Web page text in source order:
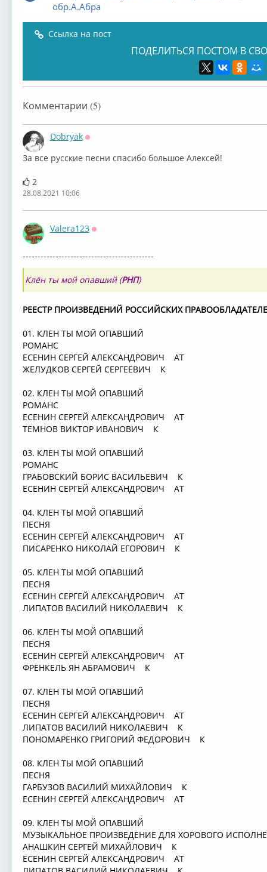
обр.А.Абра
Ссылка на пост
ПОДЕЛИТЬСЯ ПОСТОМ В
Комментарии (5)
Dobryak
За все русские песни спасибо большое Алексей!
2
28.08.2021 10:06
Valera123
--------------------------------------------
Клён ты мой опавший (РНП)
РЕЕСТР ПРОИЗВЕДЕНИЙ РОССИЙСКИХ
01. КЛЕН ТЫ МОЙ ОПАВШИЙ
РОМАНС
ЕСЕНИН СЕРГЕЙ АЛЕКСАНДРОВИЧ АТ
ЖЕЛУДКОВ СЕРГЕЙ СЕРГЕЕВИЧ К
02. КЛЕН ТЫ МОЙ ОПАВШИЙ
РОМАНС
ЕСЕНИН СЕРГЕЙ АЛЕКСАНДРОВИЧ АТ
ТЕМНОВ ВИКТОР ИВАНОВИЧ К
03. КЛЕН ТЫ МОЙ ОПАВШИЙ
РОМАНС
ГРАБОВСКИЙ БОРИС ВАСИЛЬЕВИЧ К
ЕСЕНИН СЕРГЕЙ АЛЕКСАНДРОВИЧ АТ
04. КЛЕН ТЫ МОЙ ОПАВШИЙ
ПЕСНЯ
ЕСЕНИН СЕРГЕЙ АЛЕКСАНДРОВИЧ АТ
ПИСАРЕНКО НИКОЛАЙ ЕГОРОВИЧ К
05. КЛЕН ТЫ МОЙ ОПАВШИЙ
ПЕСНЯ
ЕСЕНИН СЕРГЕЙ АЛЕКСАНДРОВИЧ АТ
ЛИПАТОВ ВАСИЛИЙ НИКОЛАЕВИЧ К
06. КЛЕН ТЫ МОЙ ОПАВШИЙ
ПЕСНЯ
ЕСЕНИН СЕРГЕЙ АЛЕКСАНДРОВИЧ АТ
ФРЕНКЕЛЬ ЯН АБРАМОВИЧ К
07. КЛЕН ТЫ МОЙ ОПАВШИЙ
ПЕСНЯ
ЕСЕНИН СЕРГЕЙ АЛЕКСАНДРОВИЧ АТ
ЛИПАТОВ ВАСИЛИЙ НИКОЛАЕВИЧ К
ПОНОМАРЕНКО ГРИГОРИЙ ФЕДОРОВИЧ К
08. КЛЕН ТЫ МОЙ ОПАВШИЙ
ПЕСНЯ
ГАРБУЗОВ ВАСИЛИЙ МИХАЙЛОВИЧ К
ЕСЕНИН СЕРГЕЙ АЛЕКСАНДРОВИЧ АТ
09. КЛЕН ТЫ МОЙ ОПАВШИЙ
МУЗЫКАЛЬНОЕ ПРОИЗВЕДЕНИЕ ДЛЯ ХОРОВОГО
АНАШКИН СЕРГЕЙ МИХАЙЛОВИЧ К
ЕСЕНИН СЕРГЕЙ АЛЕКСАНДРОВИЧ АТ